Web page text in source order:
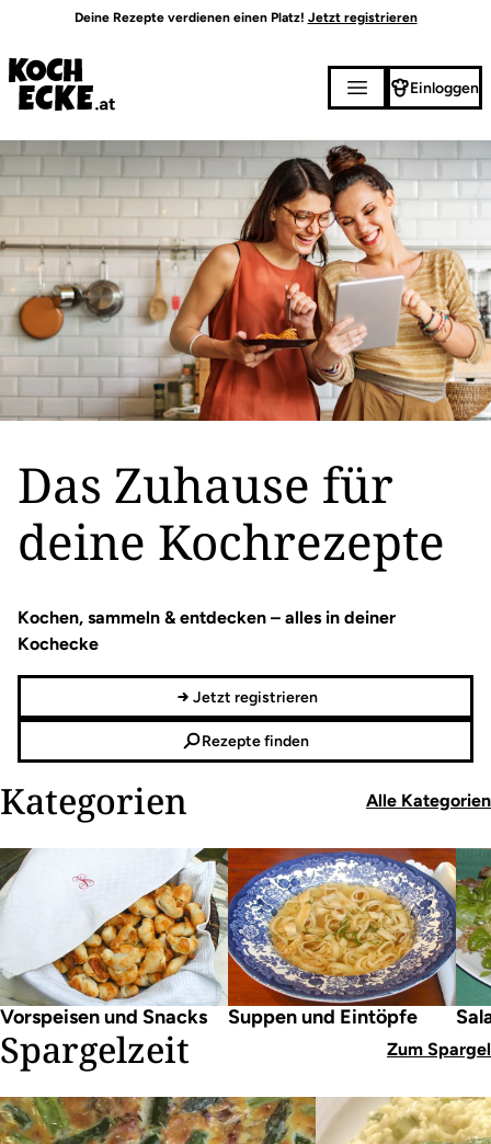
Inhalt
Deine Rezepte verdienen einen Platz! Jetzt registrieren
Einloggen
Das Zuhause für
deine Kochrezepte
Kochen, sammeln & entdecken – alles in deiner
Kochecke
Jetzt registrieren
Rezepte finden
Kategorien Alle Kategorien
Vorspeisen und Snacks Suppen und Eintöpfe
Spargelzeit Zum Spargel